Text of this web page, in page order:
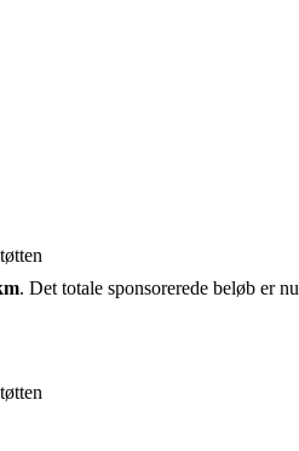
. Det totale sponsorerede beløb er nu